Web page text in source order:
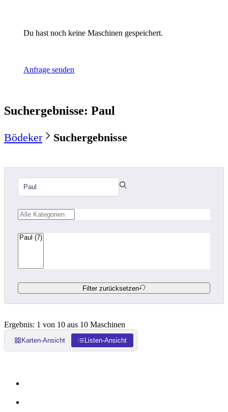
Du hast noch keine Maschinen gespeichert.
Anfrage senden
Suchergebnisse: Paul
Bödeker Suchergebnisse
Filter zurücksetzen
Ergebnis: 1 von 10 aus 10 Maschinen
Karten-Ansicht Listen-Ansicht